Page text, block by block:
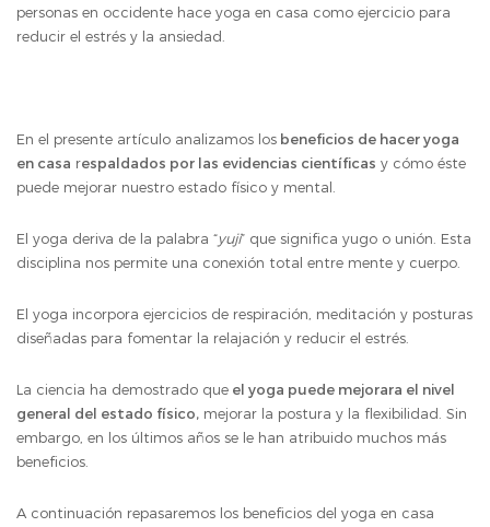
personas en occidente hace yoga en casa como ejercicio para
reducir el estrés y la ansiedad.
En el presente artículo analizamos los beneficios de hacer yoga
en casa respaldados por las evidencias científicas y cómo éste
puede mejorar nuestro estado físico y mental.
El yoga deriva de la palabra “yuji” que significa yugo o unión. Esta
disciplina nos permite una conexión total entre mente y cuerpo.
El yoga incorpora ejercicios de respiración, meditación y posturas
diseñadas para fomentar la relajación y reducir el estrés.
La ciencia ha demostrado que el yoga puede mejorara el nivel
general del estado físico, mejorar la postura y la flexibilidad. Sin
embargo, en los últimos años se le han atribuido muchos más
beneficios.
A continuación repasaremos los beneficios del yoga en casa